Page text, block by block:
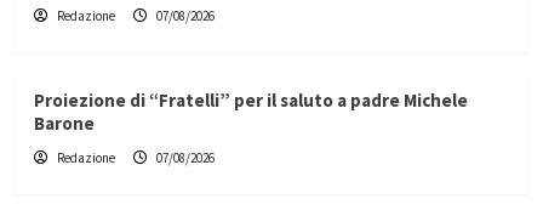
Redazione 07/08/2026
Proiezione di “Fratelli” per il saluto a padre Michele
Barone
Redazione 07/08/2026